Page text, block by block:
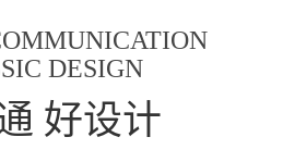
DESIGN
好设计